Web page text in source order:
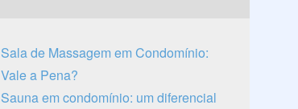
Sala de Massagem em Condomínio:
Vale a Pena?
Sauna em condomínio: um diferencial